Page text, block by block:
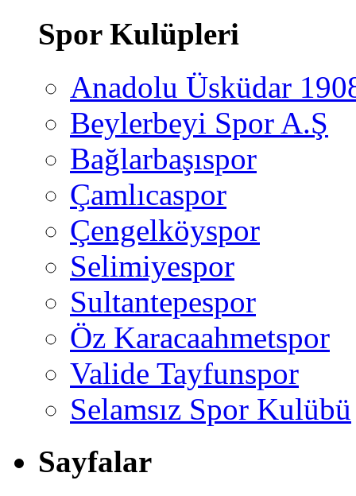
Spor Kulüpleri
Anadolu Üsküdar
Beylerbeyi Spor A.Ş
Bağlarbaşıspor
Çamlıcaspor
Çengelköyspor
Selimiyespor
Sultantepespor
Öz Karacaahmetspor
Valide Tayfunspor
Selamsız Spor Kulübü
Sayfalar